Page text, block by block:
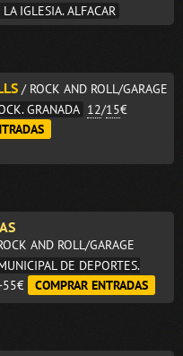
IGLESIA. ALFACAR
/ ROCK AND ROLL/GARAGE
GRANADA 12/15€
AND ROLL/GARAGE
DE DEPORTES.
COMPRAR ENTRADAS